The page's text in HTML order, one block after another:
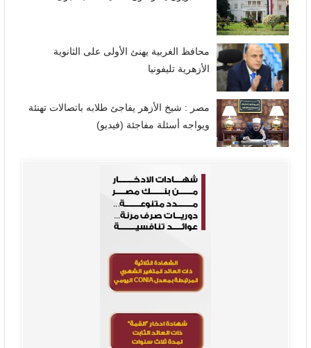
محافظ الغربية يهنئ الأولى على الثانوية
الأزهرية تليفونيا
مصر : شيخ الأزهر يفاجئ طلابه باتصالات تهنئة
ويواجه أسئلة مفاجئة (فيديو)